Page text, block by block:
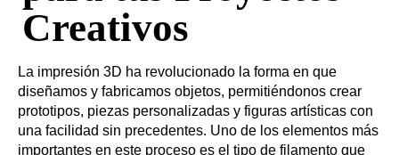
Creativos
La impresión 3D ha revolucionado la forma en que
diseñamos y fabricamos objetos, permitiéndonos crear
prototipos, piezas personalizadas y figuras artísticas con
una facilidad sin precedentes. Uno de los elementos más
importantes en este proceso es el tipo de filamento que